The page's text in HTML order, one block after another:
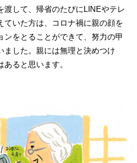
渡して、帰省のたびにLINEやテレ
ていた方は、コロナ禍に親の顔を
ンをとることができて、努力の甲
ました。親には無理と決めつけ
ると思います。